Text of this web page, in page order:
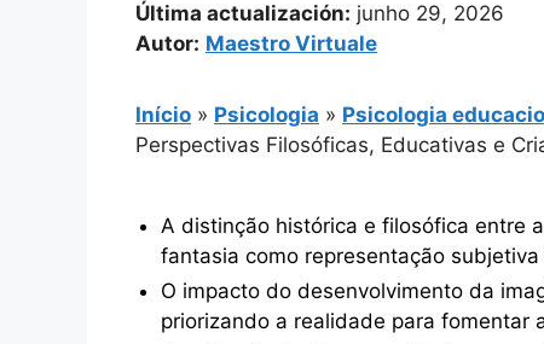
Última actualización: junho 29, 2026
Autor: Maestro Virtuale
Início » Psicologia » Psicologia
Perspectivas Filosóficas, Educativas e
A distinção histórica e filosófica entre
fantasia como representação subjetiva
O impacto do desenvolvimento da
priorizando a realidade para fomentar